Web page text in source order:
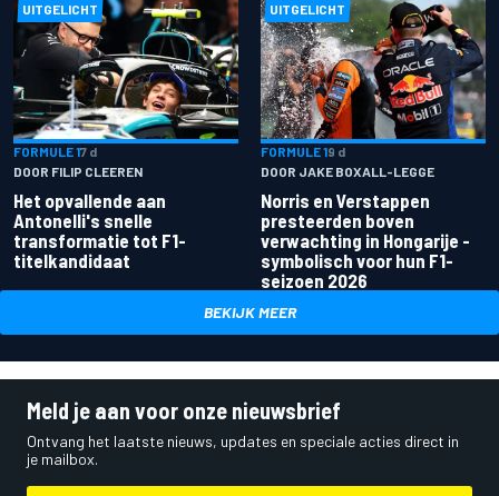
UITGELICHT
FORMULE 17 d
DOOR FILIP CLEEREN
Het opvallende aan
Antonelli's snelle
transformatie tot F1-
titelkandidaat
UITGELICHT
FORMULE 19 d
DOOR JAKE BOXALL-LEGGE
Norris en Verstappen
presteerden boven
verwachting in Hongarije -
symbolisch voor hun F1-
seizoen 2026
BEKIJK MEER
Meld je aan voor onze nieuwsbrief
Ontvang het laatste nieuws, updates en speciale acties direct in
je mailbox.